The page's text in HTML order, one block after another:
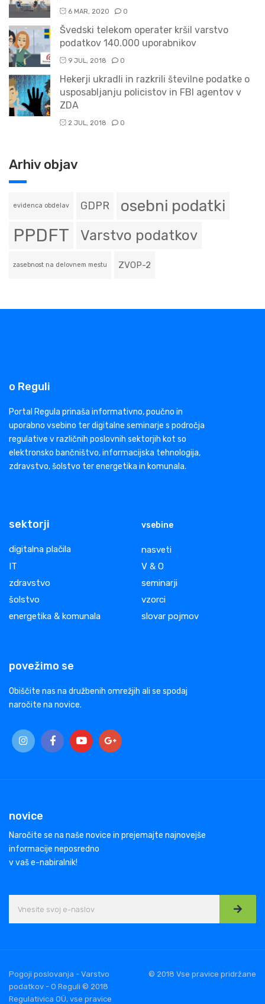
6 MAR, 2020 0
Švedski telekom operater kršil varstvo
podatkov 140.000 uporabnikov
9 JUL, 2018 0
Hekerji ukradli in razkrili številne podatke o
usposabljanju policistov in FBI agentov v
ZDA
2 JUL, 2018 0
Arhiv objav
evidenca obdelav GDPR osebni podatki
PPDFT Varstvo podatkov
zasebnost na delovnem mestu ZVOP-2
o Reguli
Portal Regula prinaša informativno, poučno in
uporabno vsebino ter digitalne seminarje s področja
regulative v različnih poslovnih sektorjih kot so
elektronsko bančništvo, informacijska tehnologija,
zdravstvo, šolstvo ter energetika in komunala.
sektorji
digitalna plačila
IT
zdravstvo
šolstvo
energetika & komunala
vsebine
nasveti
V & O
seminarji
vzorci
slovar pojmov
povežimo se
Obiščite nas na družbenih omrežjih ali se spodaj
naročite na novice.
novice
Naročite se na naše novice in prejemajte najnovejše
informacije neposredno
v vaš e-nabiralnik!
Pogoji poslovanja - Varstvo
podatkov - O Reguli © 2018
Regulativica OÜ, vse pravice
© 2018 Vse pravice pridržane